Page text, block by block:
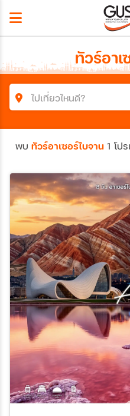
ทัวร์อาเ
ไปเที่ยวไหนดี?
ประเทศ
เมือง
สายการบิน
ตั้งแต่วันที่
ถึงวันที่
พบ ทัวร์อาเซอร์ไบจาน 1 โป